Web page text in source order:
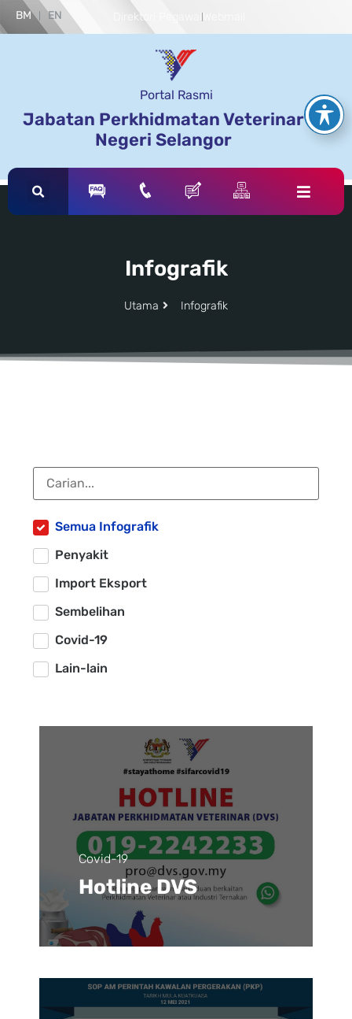
BM EN Direktori Pegawai
Portal Rasmi
Jabatan Perkhidmatan Veterinar
Negeri Selangor
Infografik
Utama Infografik
Semua Infografik
Penyakit
Import Eksport
Sembelihan
Covid-19
Lain-lain
Covid-19
Hotline DVS